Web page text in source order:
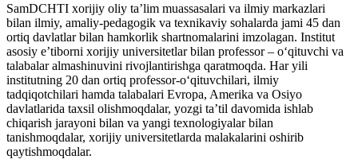
SamDCHTI xorijiy oliy ta’lim muassasalari va ilmiy markazlari
bilan ilmiy, amaliy-pedagogik va texnikaviy sohalarda jami 45 dan
ortiq davlatlar bilan hamkorlik shartnomalarini imzolagan. Institut
asosiy e’tiborni xorijiy universitetlar bilan professor – o‘qituvchi va
talabalar almashinuvini rivojlantirishga qaratmoqda. Har yili
institutning 20 dan ortiq professor-o‘qituvchilari, ilmiy
tadqiqotchilari hamda talabalari Evropa, Amerika va Osiyo
davlatlarida taxsil olishmoqdalar, yozgi ta’til davomida ishlab
chiqarish jarayoni bilan va yangi texnologiyalar bilan
tanishmoqdalar, xorijiy universitetlarda malakalarini oshirib
qaytishmoqdalar.